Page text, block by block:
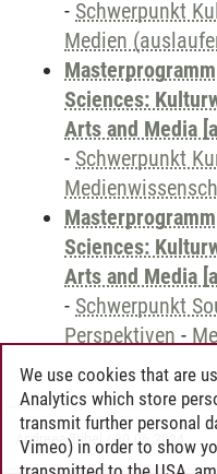
- Schwerpunkt
Medien
Sciences:
Arts and Media
- Schwerpunkt
Sciences:
Arts and Media
- Schwerpunkt
Perspektiven -
Andreea Tribel 30.06.2024
We use cookies that are
Analytics which store
transmit further personal
Vimeo) in order to show